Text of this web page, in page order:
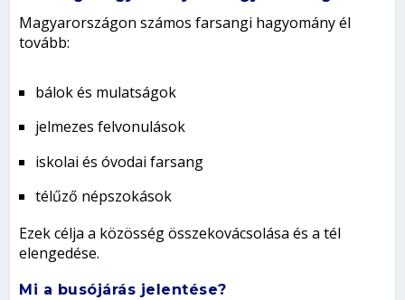
Magyarországon számos farsangi hagyomány él
tovább:
bálok és mulatságok
jelmezes felvonulások
iskolai és óvodai farsang
télűző népszokások
Ezek célja a közösség összekovácsolása és a tél
elengedése.
Mi a busójárás jelentése?